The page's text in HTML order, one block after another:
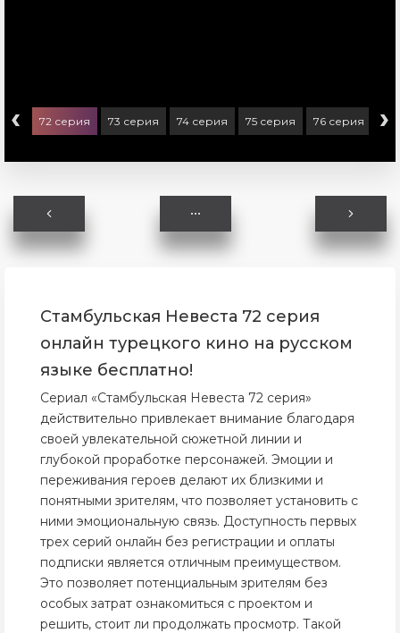
‹ 72 серия 73 серия 74 серия 75 серия 76 серия 77
›
Стамбульская Невеста 72 серия
онлайн турецкого кино на русском
языке бесплатно!
Сериал «Стамбульская Невеста 72 серия»
действительно привлекает внимание благодаря
своей увлекательной сюжетной линии и
глубокой проработке персонажей. Эмоции и
переживания героев делают их близкими и
понятными зрителям, что позволяет установить с
ними эмоциональную связь. Доступность первых
трех серий онлайн без регистрации и оплаты
подписки является отличным преимуществом.
Это позволяет потенциальным зрителям без
особых затрат ознакомиться с проектом и
решить, стоит ли продолжать просмотр. Такой